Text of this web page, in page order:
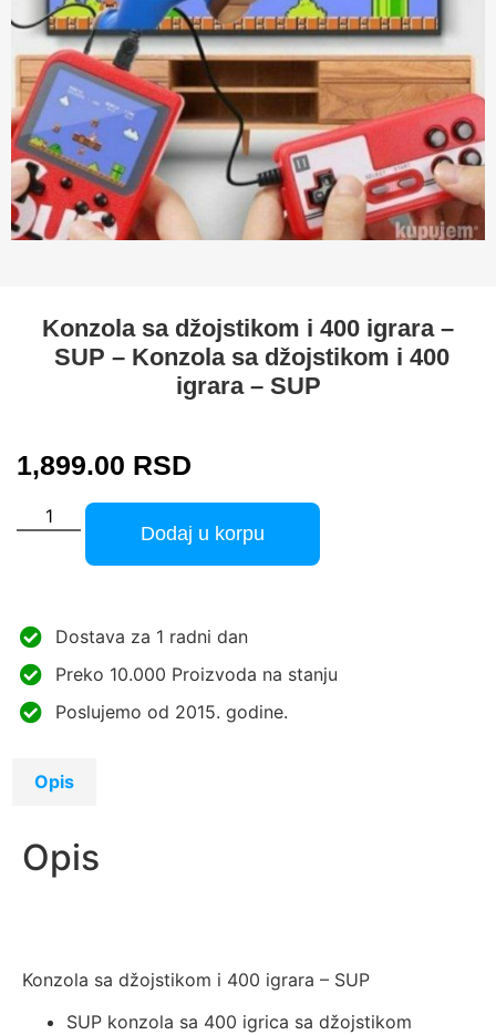
Konzola sa džojstikom i 400 igrara –
SUP – Konzola sa džojstikom i 400
igrara – SUP
1,899.00 RSD
Dodaj u korpu
Dostava za 1 radni dan
Preko 10.000 Proizvoda na stanju
Poslujemo od 2015. godine.
Opis
Opis
Konzola sa džojstikom i 400 igrara – SUP
SUP konzola sa 400 igrica sa džojstikom